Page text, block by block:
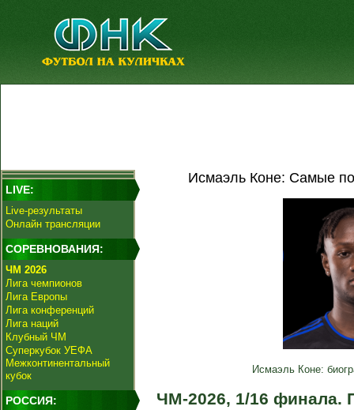
LIVE:
Live-результаты
Онлайн трансляции
СОРЕВНОВАНИЯ:
ЧМ 2026
Лига чемпионов
Лига Европы
Лига конференций
Лига наций
Клубный ЧМ
Суперкубок УЕФА
Межконтинентальный
кубок
РОССИЯ:
Исмаэль Коне: Самые
Исмаэль Коне:
ЧМ-2026, 1/16 финала.